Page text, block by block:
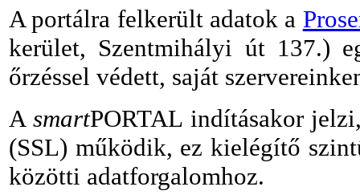
A portálra felkerült adatok a
kerület, Szentmihályi út 137.)
őrzéssel védett, saját
A smartPORTAL indításakor
(SSL) működik, ez kielégítő
közötti adatforgalomhoz.